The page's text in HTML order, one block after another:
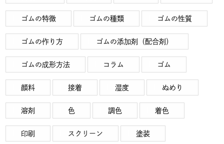
ゴムの特徴 ゴムの種類 ゴムの性質
ゴムの作り方 ゴムの添加剤（配合剤）
ゴムの成形方法 コラム ゴム
顔料 接着 湿度 ぬめり
溶剤 色 調色 着色
印刷 スクリーン 塗装